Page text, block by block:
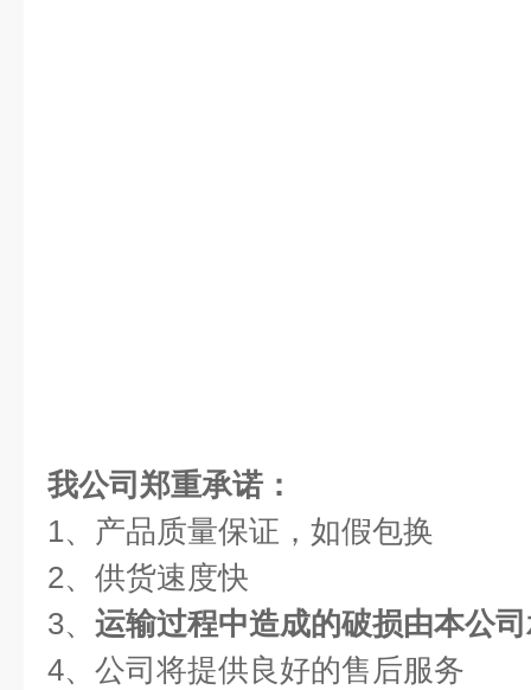
我公司郑重承诺：
1、产品质量保证，如假包换
2、供货速度快
3、 运输过程中造成的破损由本公
4、公司将提供良好的售后服务